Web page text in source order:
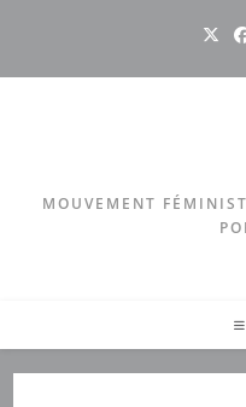
content
MOUVEMENT